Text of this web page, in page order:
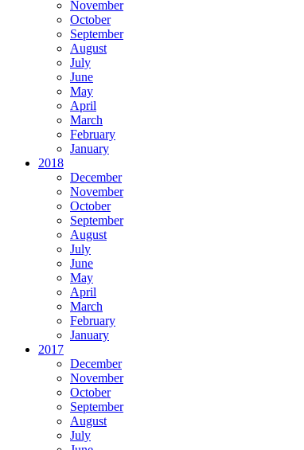
November
October
September
August
July
June
May
April
March
February
January
2018
December
November
October
September
August
July
June
May
April
March
February
January
2017
December
November
October
September
August
July